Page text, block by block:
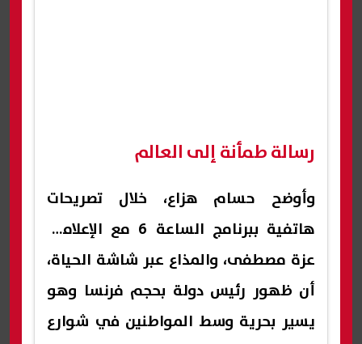
رسالة طمأنة إلى العالم
وأوضح حسام هزاع، خلال تصريحات
هاتفية ببرنامج الساعة 6 مع الإعلامية
عزة مصطفى، والمذاع عبر شاشة الحياة،
أن ظهور رئيس دولة بحجم فرنسا وهو
يسير بحرية وسط المواطنين في شوارع